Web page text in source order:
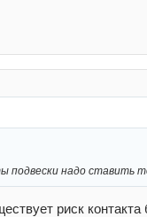
подвески надо ставить
риск